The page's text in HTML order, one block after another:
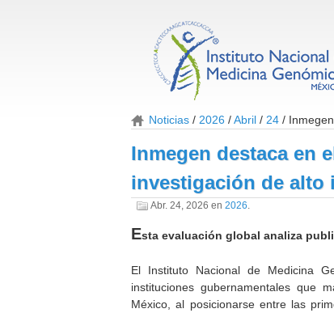
Noticias 2026 Abril 24
Inmegen destaca en
investigación de alto
Abr. 24, 2026 en 2026.
Esta evaluación global analiza
El Instituto Nacional de Medicina
instituciones gubernamentales que
México, al posicionarse entre las